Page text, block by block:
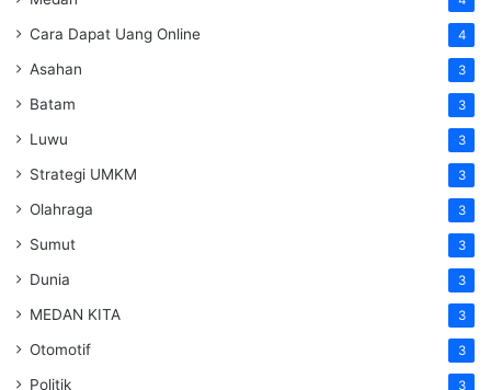
Cara Dapat Uang Online 4
Asahan 3
Batam 3
Luwu 3
Strategi UMKM 3
Olahraga 3
Sumut 3
Dunia 3
MEDAN KITA 3
Otomotif 3
Politik 3